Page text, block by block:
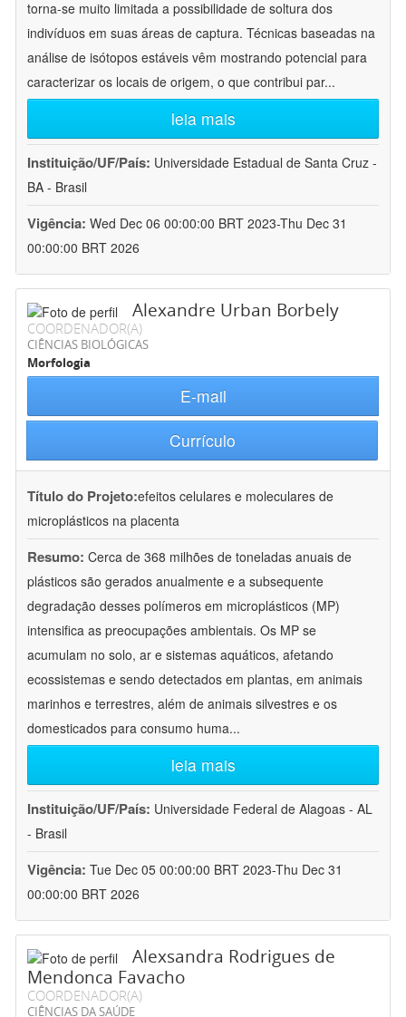
torna-se muito limitada a possibilidade de soltura dos
indivíduos em suas áreas de captura. Técnicas baseadas na
análise de isótopos estáveis vêm mostrando potencial para
caracterizar os locais de origem, o que contribui par...
leia mais
Instituição/UF/País: Universidade Estadual de Santa Cruz -
BA - Brasil
Vigência: Wed Dec 06 00:00:00 BRT 2023-Thu Dec 31
00:00:00 BRT 2026
Alexandre Urban Borbely
COORDENADOR(A)
CIÊNCIAS BIOLÓGICAS
Morfologia
E-mail
Currículo
Título do Projeto:efeitos celulares e moleculares de
microplásticos na placenta
Resumo: Cerca de 368 milhões de toneladas anuais de
plásticos são gerados anualmente e a subsequente
degradação desses polímeros em microplásticos (MP)
intensifica as preocupações ambientais. Os MP se
acumulam no solo, ar e sistemas aquáticos, afetando
ecossistemas e sendo detectados em plantas, em animais
marinhos e terrestres, além de animais silvestres e os
domesticados para consumo huma...
leia mais
Instituição/UF/País: Universidade Federal de Alagoas - AL
- Brasil
Vigência: Tue Dec 05 00:00:00 BRT 2023-Thu Dec 31
00:00:00 BRT 2026
Alexsandra Rodrigues de
Mendonca Favacho
COORDENADOR(A)
CIÊNCIAS DA SAÚDE